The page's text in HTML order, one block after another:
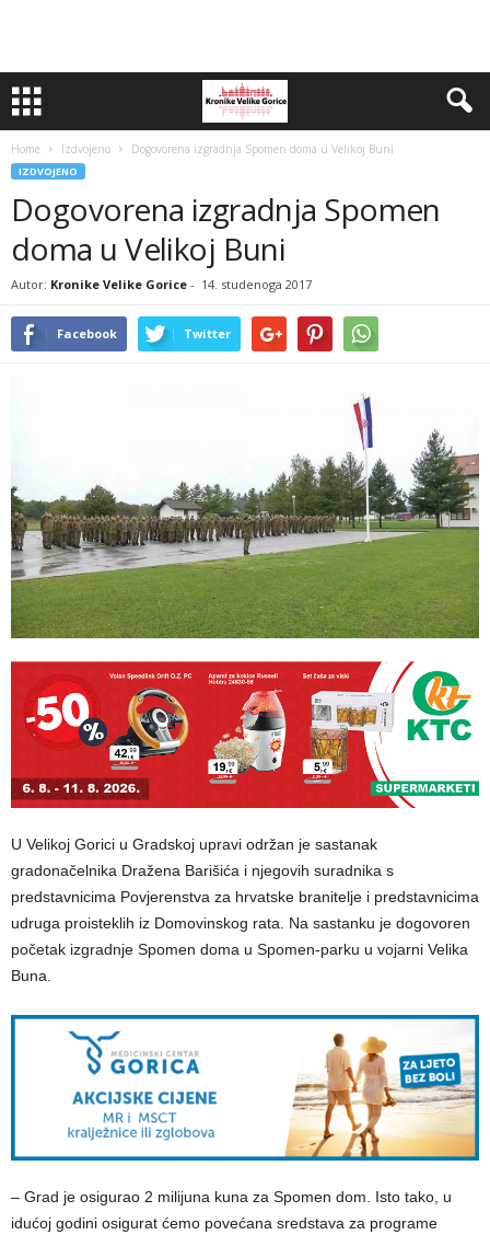
Home Izdvojeno Dogovorena izgradnja Spomen doma u Velikoj Buni
IZDVOJENO
Dogovorena izgradnja Spomen
doma u Velikoj Buni
Autor: Kronike Velike Gorice - 14. studenoga 2017
Facebook Twitter
U Velikoj Gorici u Gradskoj upravi održan je sastanak
gradonačelnika Dražena Barišića i njegovih suradnika s
predstavnicima Povjerenstva za hrvatske branitelje i predstavnicima
udruga proisteklih iz Domovinskog rata. Na sastanku je dogovoren
početak izgradnje Spomen doma u Spomen-parku u vojarni Velika
Buna.
– Grad je osigurao 2 milijuna kuna za Spomen dom. Isto tako, u
idućoj godini osigurat ćemo povećana sredstava za programe